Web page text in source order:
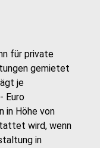
für private
gemietet
je
Euro
in Höhe von
wird, wenn
in